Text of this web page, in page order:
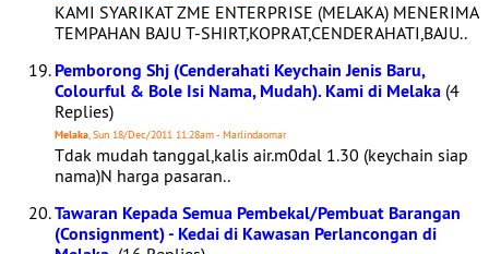
KAMI SYARIKAT ZME ENTERPRISE (MELAKA) MENERIMA
TEMPAHAN BAJU T-SHIRT,KOPRAT,CENDERAHATI,BAJU..
Pemborong Shj (Cenderahati Keychain Jenis Baru,
Colourful & Bole Isi Nama, Mudah). Kami di Melaka (4
Replies)
Melaka, Sun 18/Dec/2011 11:28am - Marlindaomar
Tdak mudah tanggal,kalis air.m0dal 1.30 (keychain siap
nama)N harga pasaran..
Tawaran Kepada Semua Pembekal/Pembuat Barangan
(Consignment) - Kedai di Kawasan Perlancongan di